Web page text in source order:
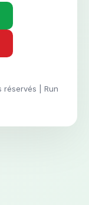
| Run